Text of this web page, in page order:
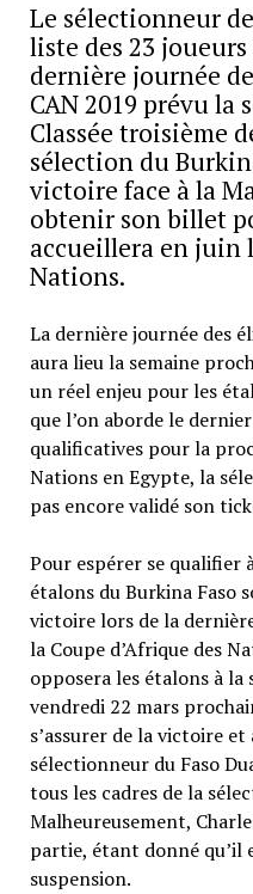
Le sélectionneur
liste des 23
dernière journée
CAN 2019 prévu la
Classée troisième
sélection du
victoire face à la
obtenir son billet
accueillera en juin
Nations.
La dernière journée des
aura lieu la semaine
un réel enjeu pour les
que l’on aborde le
qualificatives pour la
Nations en Egypte, la
pas encore validé son
Pour espérer se qualifier
étalons du Burkina Faso
victoire lors de la
la Coupe d’Afrique des
opposera les étalons à
vendredi 22 mars
s’assurer de la victoire
sélectionneur du Faso
tous les cadres de la
Malheureusement,
partie, étant donné qu’il
suspension.